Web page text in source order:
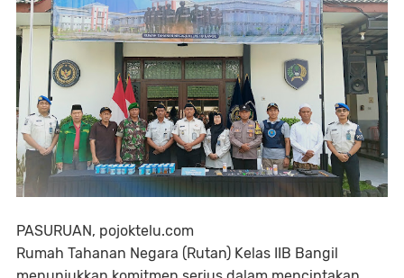
PASURUAN, pojoktelu.com
Rumah Tahanan Negara (Rutan) Kelas IIB Bangil